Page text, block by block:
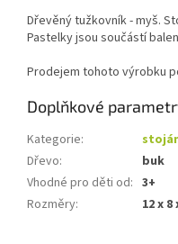
Dřevěný tužkovník - myš.
Pastelky jsou součástí
Prodejem tohoto výrobku
Doplňkové
Kategorie:
Dřevo:
buk
Vhodné pro děti od: 3+
Rozměry: 12 x